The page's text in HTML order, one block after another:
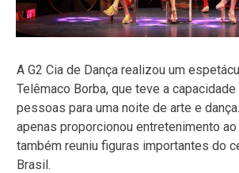
A G2 Cia de Dança realizou um
Telêmaco Borba, que teve a
pessoas para uma noite de arte e
apenas proporcionou entretenimento
também reuniu figuras importantes do
Brasil.